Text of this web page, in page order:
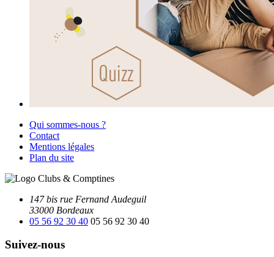
Qui sommes-nous ?
Contact
Mentions légales
Plan du site
147 bis rue Fernand Audeguil
33000 Bordeaux
05 56 92 30 40 05 56 92 30 40
Suivez-nous